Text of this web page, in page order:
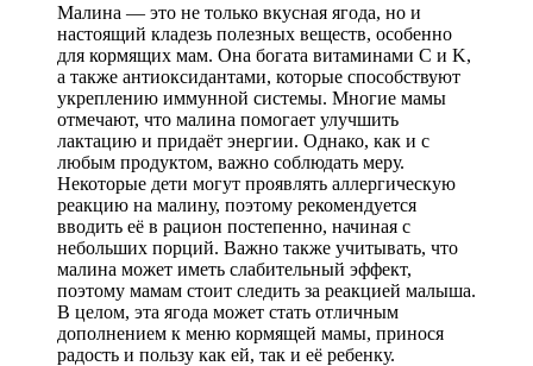
Малина — это не только вкусная ягода, но и
настоящий кладезь полезных веществ, особенно
для кормящих мам. Она богата витаминами C и K,
а также антиоксидантами, которые способствуют
укреплению иммунной системы. Многие мамы
отмечают, что малина помогает улучшить
лактацию и придаёт энергии. Однако, как и с
любым продуктом, важно соблюдать меру.
Некоторые дети могут проявлять аллергическую
реакцию на малину, поэтому рекомендуется
вводить её в рацион постепенно, начиная с
небольших порций. Важно также учитывать, что
малина может иметь слабительный эффект,
поэтому мамам стоит следить за реакцией малыша.
В целом, эта ягода может стать отличным
дополнением к меню кормящей мамы, принося
радость и пользу как ей, так и её ребенку.